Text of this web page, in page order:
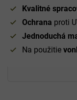
Kvalitné
Ochrana proti
Jednoduchá
Na použitie